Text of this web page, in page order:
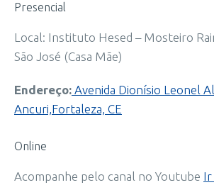
Presencial
Local: Instituto Hesed – Mosteiro
São José (Casa Mãe)
Endereço: Avenida Dionísio Leonel
Ancuri,Fortaleza, CE
Online
Acompanhe pelo canal no Youtube Ir